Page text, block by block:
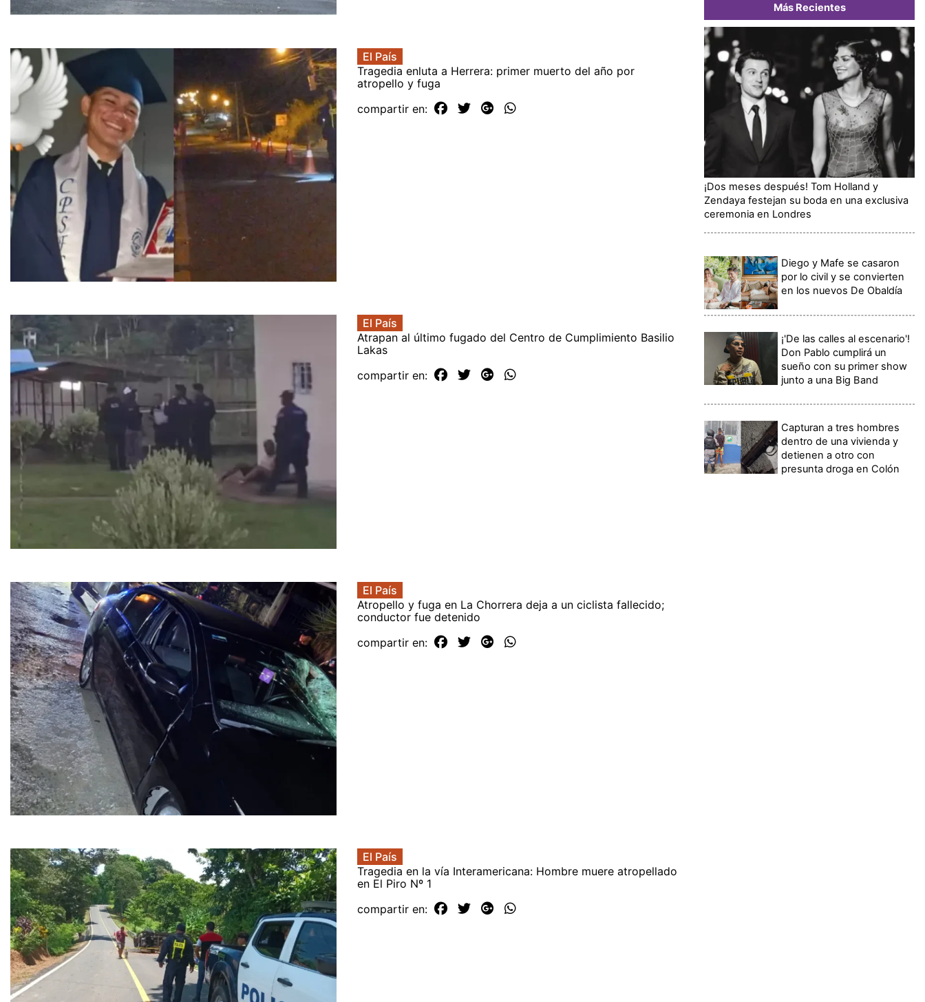
El País
Tragedia enluta a Herrera: primer muerto del año por
atropello y fuga
compartir en:
El País
Atrapan al último fugado del Centro de Cumplimiento Basilio
Lakas
compartir en:
El País
Atropello y fuga en La Chorrera deja a un ciclista fallecido;
conductor fue detenido
compartir en:
El País
Tragedia en la vía Interamericana: Hombre muere atropellado
en El Piro Nº 1
compartir en:
Más Recientes
¡Dos meses después! Tom Holland y
Zendaya festejan su boda en una exclusiva
ceremonia en Londres
Diego y Mafe se casaron
por lo civil y se convierten
en los nuevos De Obaldía
¡'De las calles al escenario'!
Don Pablo cumplirá un
sueño con su primer show
junto a una Big Band
Capturan a tres hombres
dentro de una vivienda y
detienen a otro con
presunta droga en Colón